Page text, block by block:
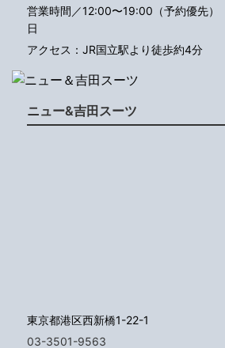
営業時間／12:00〜19:00（予約優先）
日
アクセス：JR国立駅より徒歩約4分
ニュー&吉田スーツ
東京都港区西新橋1-22-1
03-3501-9563